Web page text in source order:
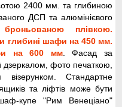
2400 мм. та глибиною
ДСП та алюмінієвого
плівкою.
глибині шафи на 450 мм.
на 600 мм. Фасад за
фото печаткою,
візерунком. Стандартне
та ліфтів може бути
купе "Рим Венеціано"